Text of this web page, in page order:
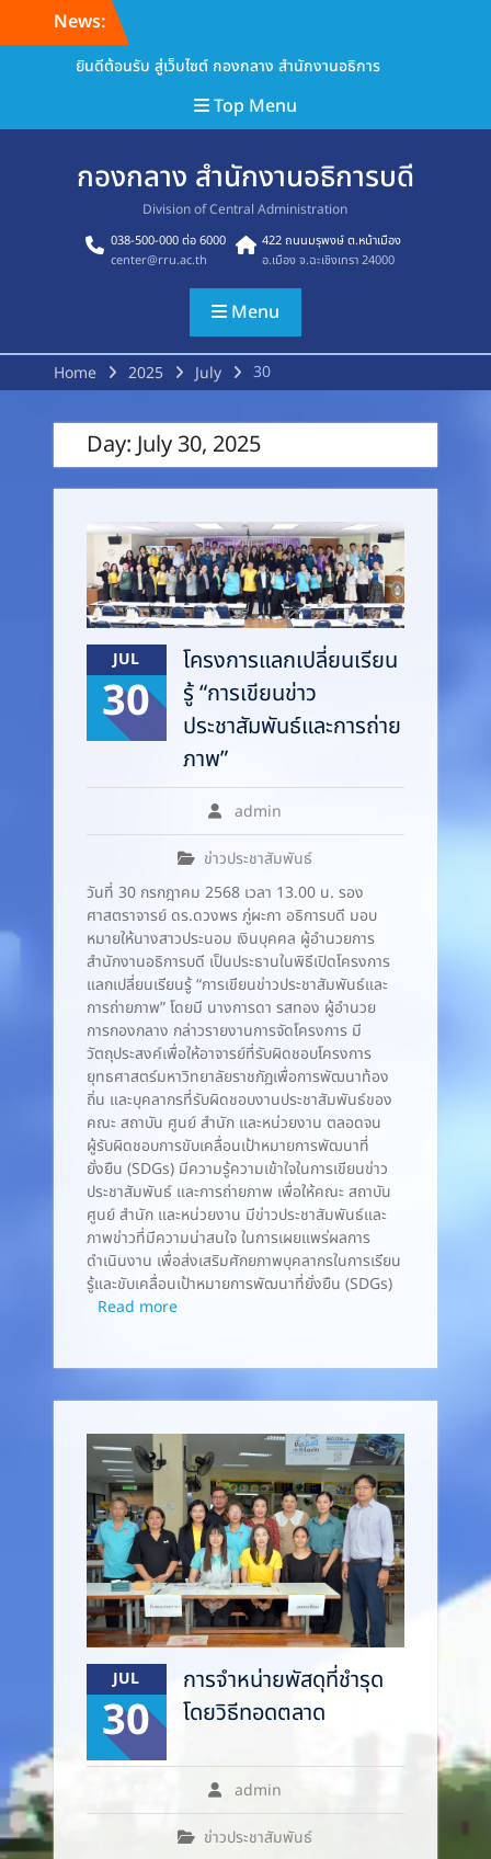
News:
ยินดีต้อนรับ สู่เว็บไซต์ กองกลาง สำนักงานอธิการ
Top Menu
กองกลาง สำนักงานอธิการบดี
Division of Central Administration
038-500-000 ต่อ 6000
center@rru.ac.th
422 ถนนมรุพงษ์ ต.หน้าเมือง
อ.เมือง จ.ฉะเชิงเทรา 24000
Menu
Home 2025 July 30
Day:July 30, 2025
JUL
30
โครงการแลกเปลี่ยนเรียน
รู้ “การเขียนข่าว
ประชาสัมพันธ์และการถ่าย
ภาพ”
admin
ข่าวประชาสัมพันธ์
วันที่ 30 กรกฎาคม 2568 เวลา 13.00 น. รอง
ศาสตราจารย์ ดร.ดวงพร ภู่ผะกา อธิการบดี มอบ
หมายให้นางสาวประนอม เงินบุคคล ผู้อำนวยการ
สำนักงานอธิการบดี เป็นประธานในพิธีเปิดโครงการ
แลกเปลี่ยนเรียนรู้ “การเขียนข่าวประชาสัมพันธ์และ
การถ่ายภาพ” โดยมี นางการดา รสทอง ผู้อำนวย
การกองกลาง กล่าวรายงานการจัดโครงการ มี
วัตถุประสงค์เพื่อให้อาจารย์ที่รับผิดชอบโครงการ
ยุทธศาสตร์มหาวิทยาลัยราชภัฏเพื่อการพัฒนาท้อง
ถิ่น และบุคลากรที่รับผิดชอบงานประชาสัมพันธ์ของ
คณะ สถาบัน ศูนย์ สำนัก และหน่วยงาน ตลอดจน
ผู้รับผิดชอบการขับเคลื่อนเป้าหมายการพัฒนาที่
ยั่งยืน (SDGs) มีความรู้ความเข้าใจในการเขียนข่าว
ประชาสัมพันธ์ และการถ่ายภาพ เพื่อให้คณะ สถาบัน
ศูนย์ สำนัก และหน่วยงาน มีข่าวประชาสัมพันธ์และ
ภาพข่าวที่มีความน่าสนใจ ในการเผยแพร่ผลการ
ดำเนินงาน เพื่อส่งเสริมศักยภาพบุคลากรในการเรียน
รู้และขับเคลื่อนเป้าหมายการพัฒนาที่ยั่งยืน (SDGs)
Read more
JUL
30
การจําหน่ายพัสดุที่ชำรุด
โดยวิธีทอดตลาด
admin
ข่าวประชาสัมพันธ์